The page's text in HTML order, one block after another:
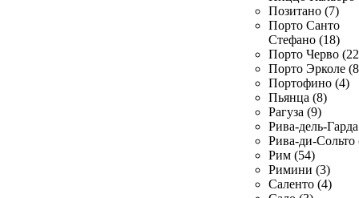
Позитано (7)
Порто Санто
Стефано (18)
Порто Черво
Порто Эрколе
Портофино (4)
Пьянца (8)
Рагуза (9)
Рива-дель-
Рива-ди-Сольто
Рим (54)
Римини (3)
Саленто (4)